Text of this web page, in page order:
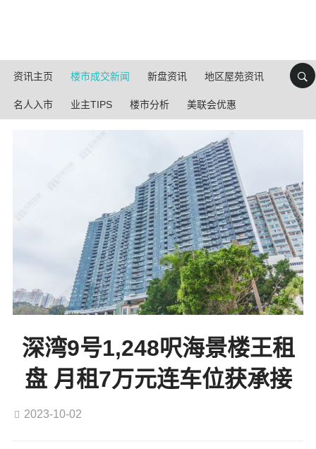
资讯主页 楼市成交新闻 新盘资讯 地区屋苑资讯
名人入市 业主TIPS 楼市分析 美联会优惠
深湾9号1,248呎海景楼王租
盘 月租7万元连车位获承接
2023-10-02